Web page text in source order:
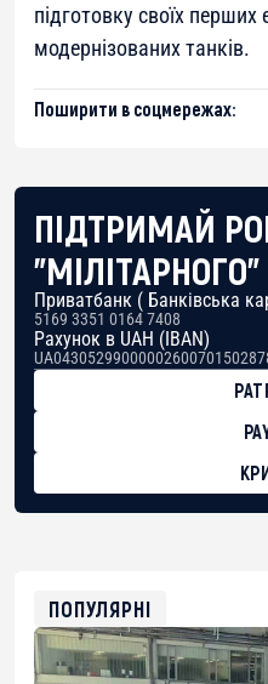
підготовку своїх перших
модернізованих танків.
Поширити в соцмережах:
ПІДТРИМАЙ
"МІЛІТАРНОГО"
Приватбанк ( Банківська
5169 3351 0164 7408
Рахунок в UAH (IBAN)
ПОПУЛЯРНІ